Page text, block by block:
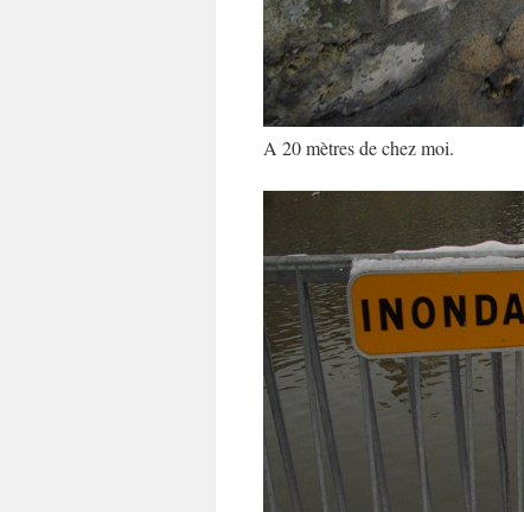
A 20 mètres de chez moi.